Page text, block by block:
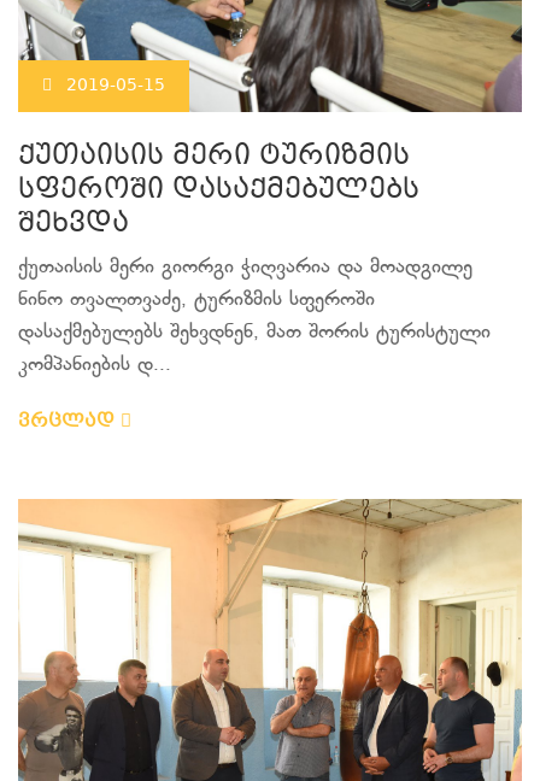
2019-05-15
ქუთაისის მერი ტურიზმის
სფეროში დასაქმებულებს
შეხვდა
ქუთაისის მერი გიორგი ჭიღვარია და მოადგილე
ნინო თვალთვაძე, ტურიზმის სფეროში
დასაქმებულებს შეხვდნენ, მათ შორის ტურისტული
კომპანიების დ...
ვრცლად